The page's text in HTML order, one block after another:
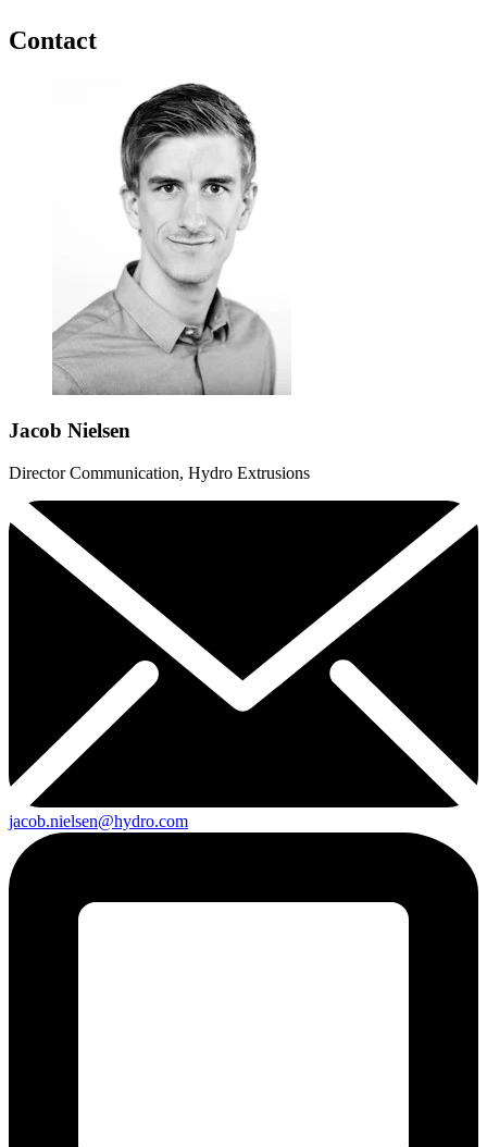
Contact
Jacob Nielsen
Director Communication, Hydro Extrusions
jacob.nielsen@hydro.com